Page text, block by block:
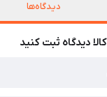
دیدگاه‌ها
دیدگاه ثبت کنید